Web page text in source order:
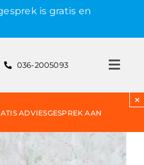
is gratis en
036-2005093
ADVIESGESPREK AAN
×